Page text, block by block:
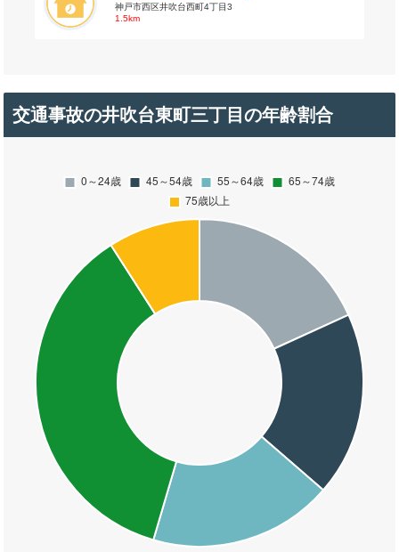
神戸市西区井吹台西町4丁目3
1.5km
交通事故の井吹台東町三丁目の年齢割合